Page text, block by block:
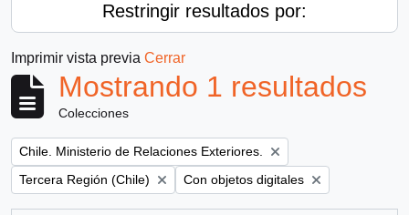
Restringir resultados por:
Imprimir vista previa Cerrar
Mostrando 1 resultados
Colecciones
Remove filter:
Chile. Ministerio de Relaciones Exteriores.
Remove filter:
Tercera Región (Chile) Remove filter:
Con objetos digitales